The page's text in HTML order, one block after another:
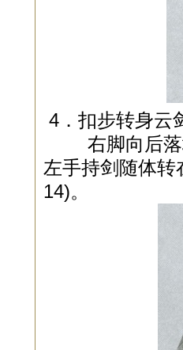
4 ．扣步转身
右脚向后落
左手持剑随体转
14)。